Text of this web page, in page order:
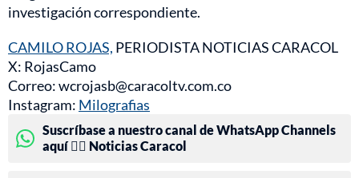
investigación correspondiente.
CAMILO ROJAS, PERIODISTA NOTICIAS CARACOL
X: RojasCamo
Correo: wcrojasb@caracoltv.com.co
Instagram: Milografias
Suscríbase a nuestro canal de WhatsApp Channels
aquí 👉🏻 Noticias Caracol